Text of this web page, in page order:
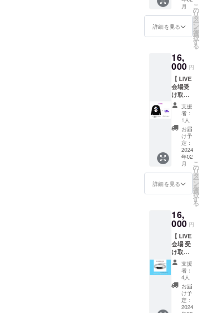
せて、
希望の
あだ名
お願い
致しま
す。
も・李
野由依
名可能
です。
てご指
名をお
願い致
しま
す。 ※
推しメ
ン指定
にあわ
せて、
水筒に
ご記載
希望の
あだ名
等も備
致しま
す
注意下
さいま
せ。 ※
生誕祭
いつで
もお受
け取り
頂けま
す。 ※
白ベー
スス
テッ
カー、
8.6cm×
9.5cm
の中に
デザイ
¥16000
の配送
ver.をご
※こちら
をご購
た方は
配送へ
の切り
替えは
出来か
ねます
のでご
注意下
さいま
せ。 ※
生誕祭
以降の
LIVE で
したら
頂けま
す。 ※
ロン
ティは
リブ付
き
イン入
りグ
ループ
ステッ
ト！
パー
カーは
黒の
み、サ
イズは
S・M・
L・XL
からご
選択い
ただけ
ます。
遠方の
方でも
お手に
取って
頂けま
送ver.も
ご用意
致しま
送料込
み 生誕
祭以降
の発送
となり
ますの
で当日
受け取
りが可
能な方
月
詳細を見る
こ
の
リ
タ
ー
ン
を
選
択
す
る
16,
000 円
【 LIVE
会場受
け取り
】夢柚
子もも
デザイ
ン「も
もう
さ」ロ
ンティ
＆直筆
サイン
入りグ
ループ
ステッ
ト！ロ
ンティ
は黒の
み、サ
イズは
S・M・
L・XL
からご
選択い
ただけ
ます。
遠方の
方でも
支援
者：
1人
お届
け予
定：
2024
年02
月
詳細を見る
こ
の
リ
タ
ー
ン
を
選
択
す
る
16,
000 円
【 LIVE
会場 受
け取り
】IROプ
ロ
デュー
ス刻印
ブレス
レット
です。
支援
者：
4人
お届
け予
定：
2024